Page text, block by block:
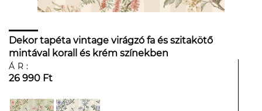
Dekor tapéta vintage virágzó fa és szitakötő
mintával korall és krém színekben
ÁR:
26 990 Ft